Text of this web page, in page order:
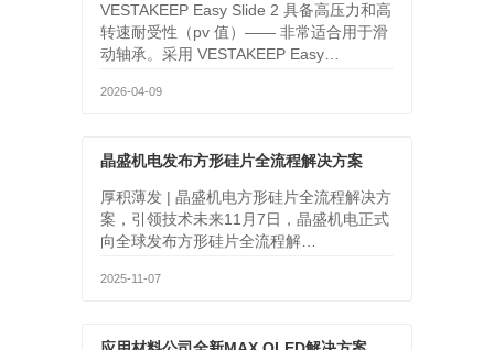
VESTAKEEP Easy Slide 2 具备高压力和高
转速耐受性（pv 值）—— 非常适合用于滑
动轴承。采用 VESTAKEEP Easy…
2026-04-09
晶盛机电发布方形硅片全流程解决方案
厚积薄发 | 晶盛机电方形硅片全流程解决方
案，引领技术未来11月7日，晶盛机电正式
向全球发布方形硅片全流程解…
2025-11-07